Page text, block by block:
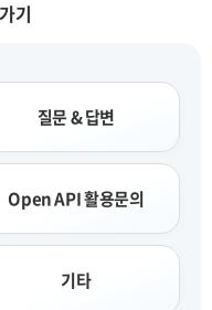
기
질문 & 답변
Open API 활용문의
기타